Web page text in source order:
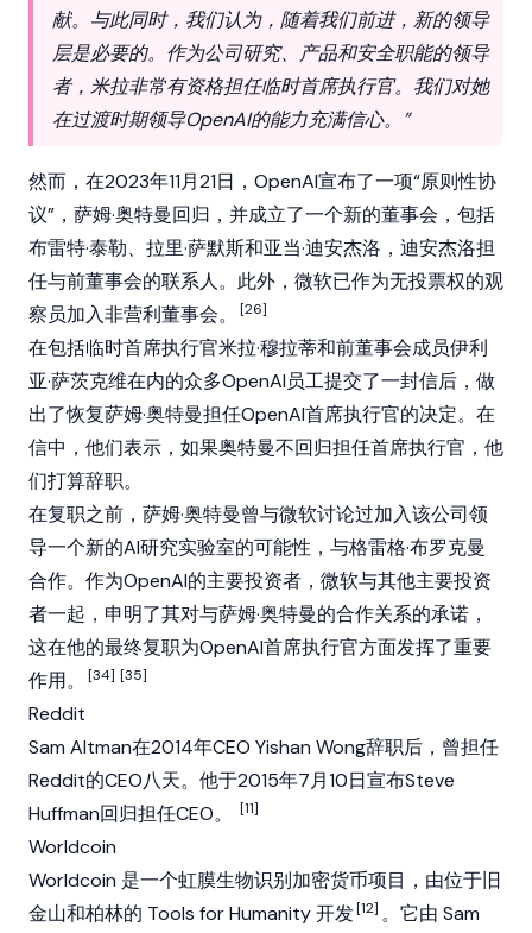
献。与此同时，我们认为，随着我们前进，新的领导
层是必要的。作为公司研究、产品和安全职能的领导
者，米拉非常有资格担任临时首席执行官。我们对她
在过渡时期领导OpenAI的能力充满信心。”
然而，在2023年11月21日，OpenAI宣布了一项“原则性协
议”，萨姆·奥特曼回归，并成立了一个新的董事会，包括
布雷特·泰勒、拉里·萨默斯和亚当·迪安杰洛，迪安杰洛担
任与前董事会的联系人。此外，微软已作为无投票权的观
察员加入非营利董事会。
[26]
在包括临时首席执行官米拉·穆拉蒂和前董事会成员伊利
亚·萨茨克维在内的众多OpenAI员工提交了一封信后，做
出了恢复萨姆·奥特曼担任OpenAI首席执行官的决定。在
信中，他们表示，如果奥特曼不回归担任首席执行官，他
们打算辞职。
在复职之前，萨姆·奥特曼曾与微软讨论过加入该公司领
导一个新的AI研究实验室的可能性，与格雷格·布罗克曼
合作。作为OpenAI的主要投资者，微软与其他主要投资
者一起，申明了其对与萨姆·奥特曼的合作关系的承诺，
这在他的最终复职为OpenAI首席执行官方面发挥了重要
作用。
[34] [35]
Reddit
Sam Altman在2014年CEO Yishan Wong辞职后，曾担任
Reddit的CEO八天。他于2015年7月10日宣布Steve
Huffman回归担任CEO。
[11]
Worldcoin
Worldcoin 是一个虹膜生物识别加密货币项目，由位于旧
金山和柏林的 Tools for Humanity 开发[12] 。它由 Sam